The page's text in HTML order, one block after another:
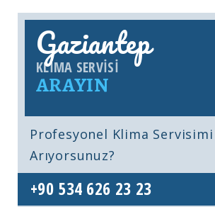
Gaziantep
KLIMA SERVISI
ARAYIN
Profesyonel Klima Servisimi
Arıyorsunuz?
+90 534 626 23 23